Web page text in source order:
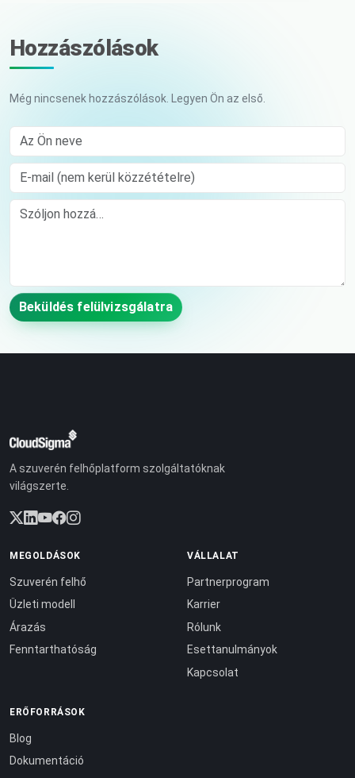
Hozzászólások
Még nincsenek hozzászólások. Legyen Ön az első.
Az Ön neve
E-mail (nem kerül közzétételre)
Comment
Beküldés felülvizsgálatra
A szuverén felhőplatform szolgáltatóknak
világszerte.
MEGOLDÁSOK
Szuverén felhő
Üzleti modell
Árazás
Fenntarthatóság
VÁLLALAT
Partnerprogram
Karrier
Rólunk
Esettanulmányok
Kapcsolat
ERŐFORRÁSOK
Blog
Dokumentáció